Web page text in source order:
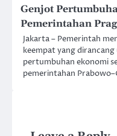
Genjot
Pemerintahan
Jakarta – Pemerintah
keempat yang
pertumbuhan ekonomi
pemerintahan